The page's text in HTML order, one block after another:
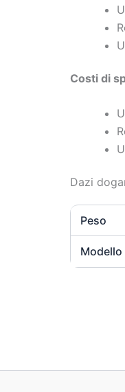
Costi di
Dazi
Peso
Modello